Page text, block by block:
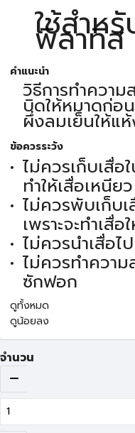
ใช้สำห
พิลาทิส
คำแนะนำ
วิธีการทำความ
บิดให้หมาดก่อ
ผึ่งลมเย็นให้แ
ข้อควรระวัง
ไม่ควรเก็บเสื่
ทำให้เสื่อเหนียว
ไม่ควรพับเก็บ
เพราะจะทำเสื่
ไม่ควรนำเสื่อ
ไม่ควรทำควา
ซักฟอก
ดูทั้งหมด
ดูน้อยลง
จำนวน